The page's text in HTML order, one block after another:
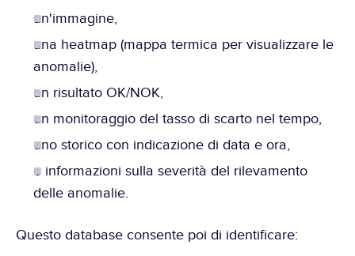
un'immagine,
una heatmap (mappa termica per visualizzare le
anomalie),
un risultato OK/NOK,
un monitoraggio del tasso di scarto nel tempo,
uno storico con indicazione di data e ora,
e informazioni sulla severità del rilevamento
delle anomalie.
Questo database consente poi di identificare: